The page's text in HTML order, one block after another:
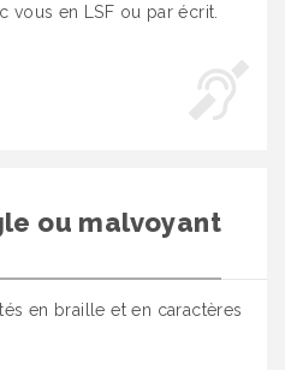
vous en LSF ou par écrit.
ou malvoyant
en braille et en caractères